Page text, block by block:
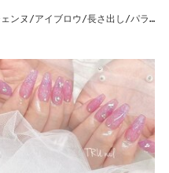
ンヌ/アイブロウ/長さ出し/パラ